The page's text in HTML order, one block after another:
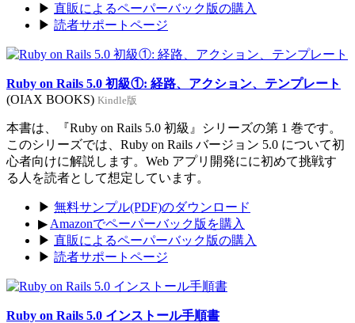
▶ 直販によるペーパーバック版の購入
▶ 読者サポートページ
Ruby on Rails 5.0 初級①: 経路、アクション、テンプレート
(OIAX BOOKS) Kindle版
本書は、『Ruby on Rails 5.0 初級』シリーズの第 1 巻です。
このシリーズでは、Ruby on Rails バージョン 5.0 について初
心者向けに解説します。Web アプリ開発にに初めて挑戦す
る人を読者として想定しています。
▶ 無料サンプル(PDF)のダウンロード
▶ Amazonでペーパーバック版を購入
▶ 直販によるペーパーバック版の購入
▶ 読者サポートページ
Ruby on Rails 5.0 インストール手順書